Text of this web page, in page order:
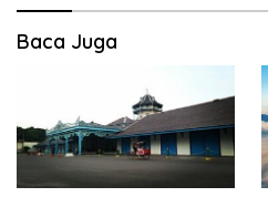
Baca Juga